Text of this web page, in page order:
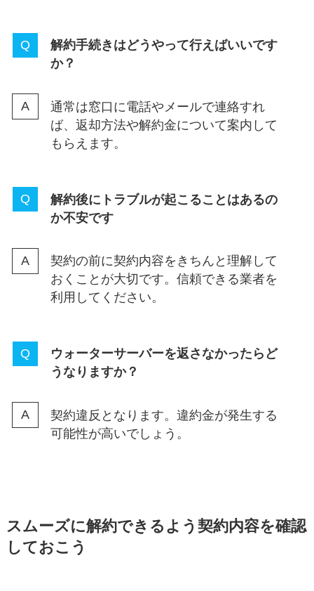
解約手続きはどうやって行えばいいです
か？
通常は窓口に電話やメールで連絡すれ
ば、返却方法や解約金について案内して
もらえます。
解約後にトラブルが起こることはあるの
か不安です
契約の前に契約内容をきちんと理解して
おくことが大切です。信頼できる業者を
利用してください。
ウォーターサーバーを返さなかったらど
うなりますか？
契約違反となります。違約金が発生する
可能性が高いでしょう。
スムーズに解約できるよう契約内容を確認
しておこう